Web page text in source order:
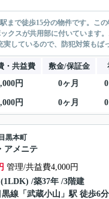
まで徒歩15分の物件です。こ
クスが共用部に付いています
しているので、防犯対策もば
・共益費 敷金/保証金
円 0ヶ月
円 0ヶ月
目黒本町
アメニテ
管理/共益費4,000円
(1LDK) /築37年 /3階建
黒線 「 武蔵小山 」駅 徒歩6分